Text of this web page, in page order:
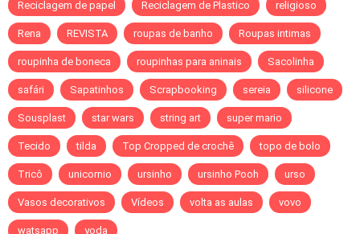
Reciclagem de papel Reciclagem de Plastico religioso
Rena REVISTA roupas de banho Roupas intimas
roupinha de boneca roupinhas para aninais Sacolinha
safári Sapatinhos Scrapbooking sereia silicone
Sousplast star wars string art super mario
Tecido tilda Top Cropped de crochê topo de bolo
Tricô unicornio ursinho ursinho Pooh urso
Vasos decorativos Vídeos volta as aulas vovo
watsapp yoda